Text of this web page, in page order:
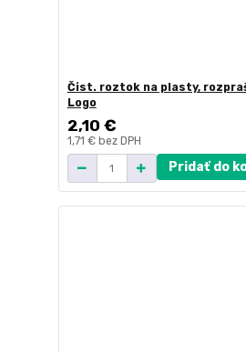
Čist. roztok na plasty,
Logo
2,10 €
1,71 € bez DPH
Pridať do